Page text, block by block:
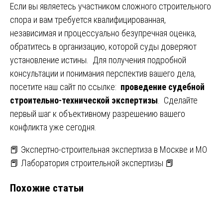
Если вы являетесь участником сложного строительного
спора и вам требуется квалифицированная,
независимая и процессуально безупречная оценка,
обратитесь в организацию, которой суды доверяют
установление истины. Для получения подробной
консультации и понимания перспектив вашего дела,
посетите наш сайт по ссылке: проведение судебной
строительно-технической экспертизы . Сделайте
первый шаг к объективному разрешению вашего
конфликта уже сегодня.
Навигация
по
записям
📕 Экспертно-строительная экспертиза в Москве и МО
📕 Лаборатория строительной экспертизы 📕
Похожие статьи